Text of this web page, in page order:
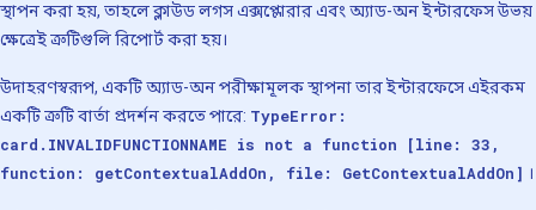
স্থাপন করা হয়, তাহলে ক্লাউড লগস এক্সপ্লোরার এবং অ্যাড-অন ইন্টারফেস উভয়
ক্ষেত্রেই ত্রুটিগুলি রিপোর্ট করা হয়।
উদাহরণস্বরূপ, একটি অ্যাড-অন পরীক্ষামূলক স্থাপনা তার ইন্টারফেসে এইরকম
একটি ত্রুটি বার্তা প্রদর্শন করতে পারে: TypeError:
card.INVALIDFUNCTIONNAME is not a function [line: 33,
function: getContextualAddOn, file: GetContextualAddOn] ।